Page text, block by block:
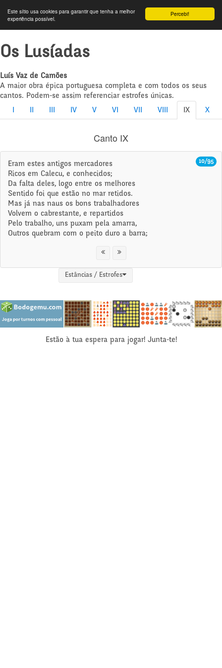
Percebi!
Este sítio usa cookies para garantir que tenha a melhor
experiência possível.
Os Lusíadas
Luís Vaz de Camões
A maior obra épica portuguesa completa e com todos os seus
cantos. Podem-se assim referenciar estrofes únicas.
IV V VI VII VIII IX X
Canto IX
10/95
Eram estes antigos mercadores
Ricos em Calecu, e conhecidos;
Da falta deles, logo entre os melhores
Sentido foi que estão no mar retidos.
Mas já nas naus os bons trabalhadores
Volvem o cabrestante, e repartidos
Pelo trabalho, uns puxam pela amarra,
Outros quebram com o peito duro a barra;
Estâncias / Estrofes
Estão à tua espera para jogar! Junta-te!